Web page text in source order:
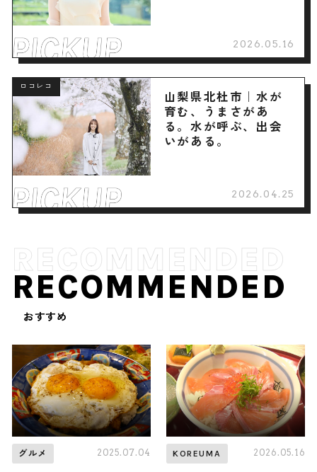
2026.05.16
ロコレコ
山梨県北杜市｜水が
育む、うまさがあ
る。水が呼ぶ、出会
いがある。
2026.04.25
RECOMMENDED
おすすめ
グルメ 2025.07.04 KOREUMA 2026.05.16